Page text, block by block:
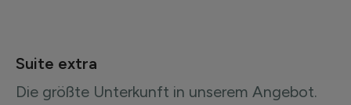
Suite extra
Die größte Unterkunft in unserem Angebot.